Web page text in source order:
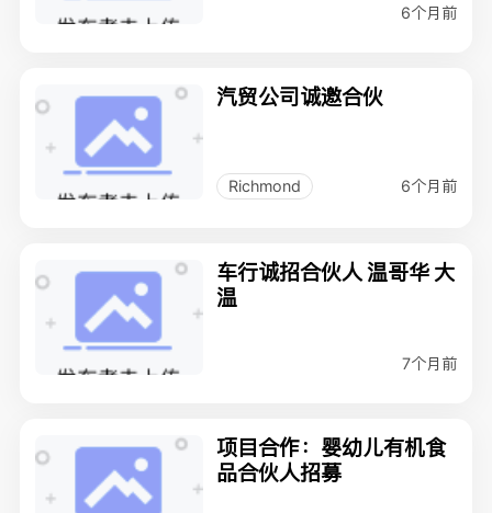
6个月前
汽贸公司诚邀合伙
Richmond 6个月前
车行诚招合伙人 温哥华 大
温
7个月前
项目合作：婴幼儿有机食
品合伙人招募